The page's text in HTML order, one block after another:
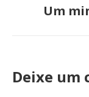
Um
Deixe um